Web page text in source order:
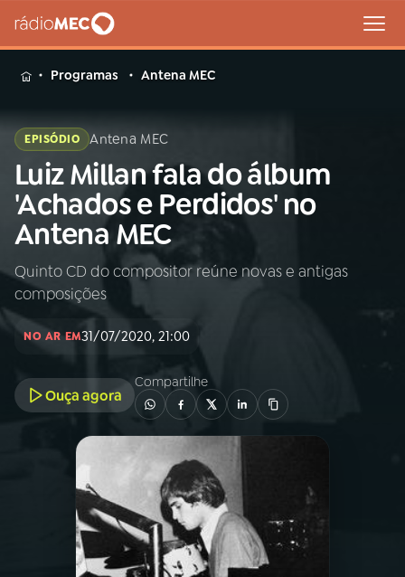
MENU
Buscar
na
Rádio
MEC
Buscar
Início AO VIVO
INÍCIO
A RÁDIO
PROGRAMAÇÃO
PROGRAMAS
PODCASTS
Programas Antena MEC
EPISÓDIO Antena MEC
Luiz Millan fala do álbum
'Achados e Perdidos' no
Antena MEC
Quinto CD do compositor reúne novas e antigas
composições
NO AR EM31/07/2020, 21:00
Ouça agora
Compartilhe